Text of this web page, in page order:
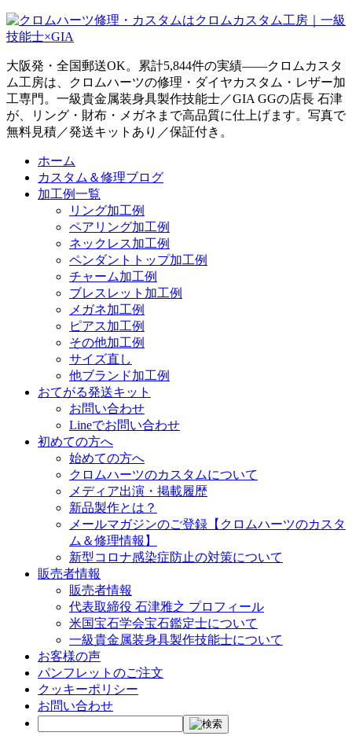
大阪発・全国郵送OK。累計5,844件の実績——クロムカスタ
ム工房は、クロムハーツの修理・ダイヤカスタム・レザー加
工専門。一級貴金属装身具製作技能士／GIA GGの店長 石津
が、リング・財布・メガネまで高品質に仕上げます。写真で
無料見積／発送キットあり／保証付き。
ホーム
カスタム＆修理ブログ
加工例一覧
リング加工例
ペアリング加工例
ネックレス加工例
ペンダントトップ加工例
チャーム加工例
ブレスレット加工例
メガネ加工例
ピアス加工例
その他加工例
サイズ直し
他ブランド加工例
おてがる発送キット
お問い合わせ
Lineでお問い合わせ
初めての方へ
始めての方へ
クロムハーツのカスタムについて
メディア出演・掲載履歴
新品製作とは？
メールマガジンのご登録【クロムハーツのカスタ
ム＆修理情報】
新型コロナ感染症防止の対策について
販売者情報
販売者情報
代表取締役 石津雅之 プロフィール
米国宝石学会宝石鑑定士について
一級貴金属装身具製作技能士について
お客様の声
パンフレットのご注文
クッキーポリシー
お問い合わせ